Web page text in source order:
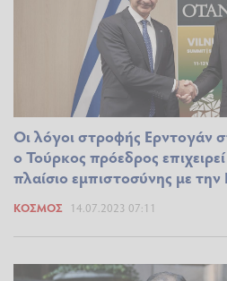
Οι λόγοι στροφής Ερντογάν
ο Τούρκος πρόεδρος
πλαίσιο εμπιστοσύνης με
ΚΌΣΜΟΣ 14.07.2023 07:11